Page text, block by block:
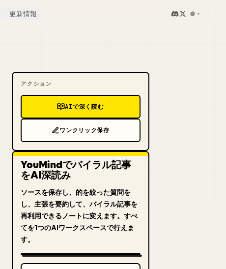
更新情報
アクション
AIで深く読む
ワンクリック保存
YouMindでバイラル記事
をAI深読み
ソースを保存し、的を絞った質問を
し、主張を要約して、バイラル記事を
再利用できるノートに変えます。すべ
てを1つのAIワークスペースで行えま
す。